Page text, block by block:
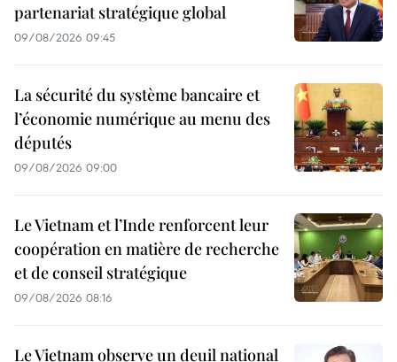
partenariat stratégique global
09/08/2026 09:45
La sécurité du système bancaire et
l’économie numérique au menu des
députés
09/08/2026 09:00
Le Vietnam et l’Inde renforcent leur
coopération en matière de recherche
et de conseil stratégique
09/08/2026 08:16
Le Vietnam observe un deuil national